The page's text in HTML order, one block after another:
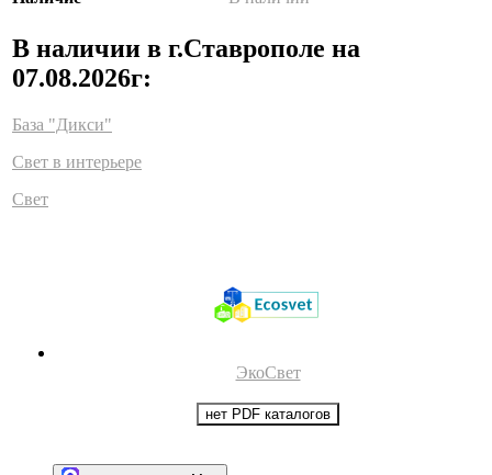
В наличии в г.Ставрополе на
07.08.2026г:
База "Дикси"
Свет в интерьере
Свет
ЭкоСвет
нет PDF каталогов